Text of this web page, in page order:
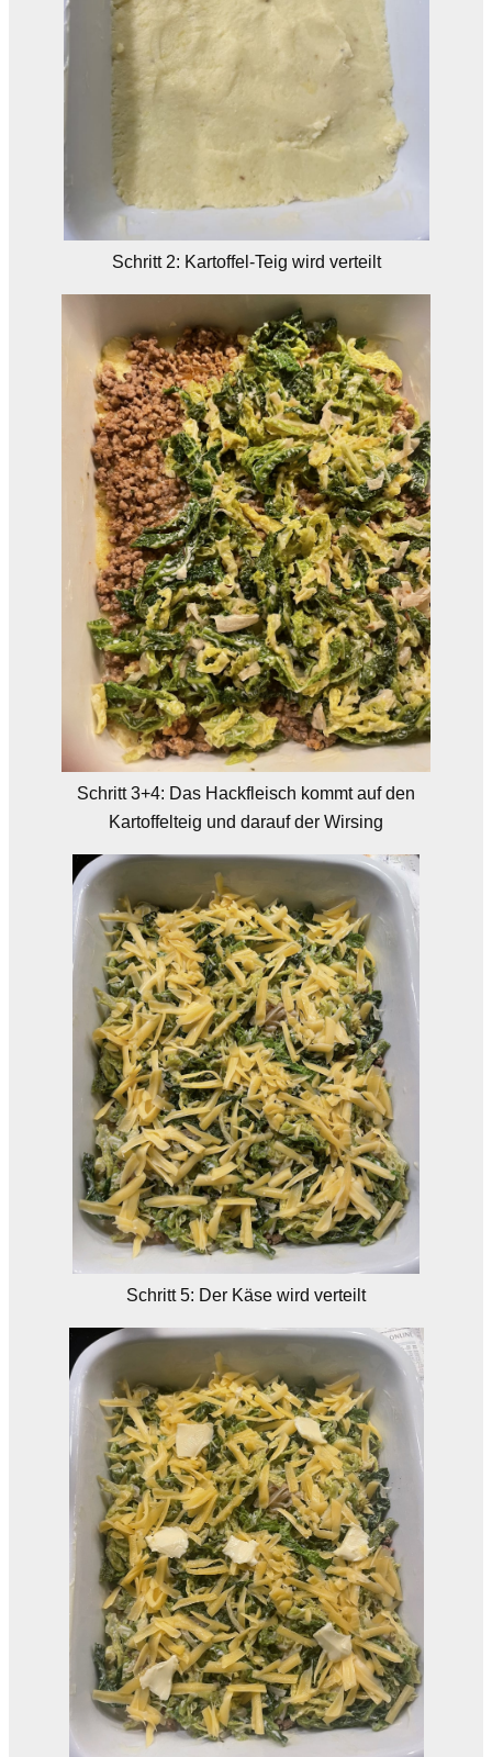
Schritt 2: Kartoffel-Teig wird verteilt
Schritt 3+4: Das Hackfleisch kommt auf den
Kartoffelteig und darauf der Wirsing
Schritt 5: Der Käse wird verteilt